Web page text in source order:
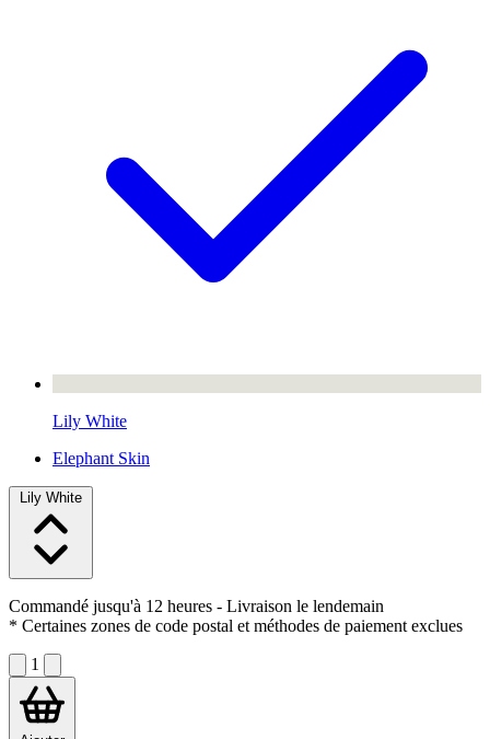
Lily White
Elephant Skin
Lily White
Commandé jusqu'à 12 heures - Livraison le lendemain
* Certaines zones de code postal et méthodes de paiement exclues
1